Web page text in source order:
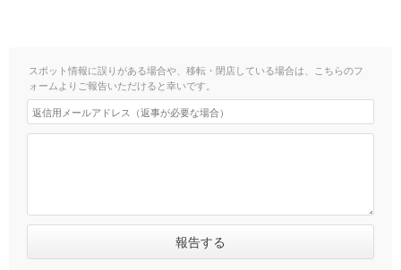
スポット情報に誤りがある場合や、移転・閉店している場合は、こちらのフ
ォームよりご報告いただけると幸いです。